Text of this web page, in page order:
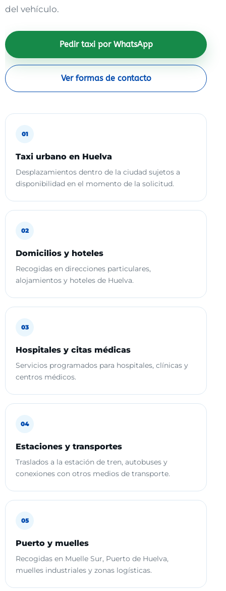
del vehículo.
Pedir taxi por WhatsApp
Ver formas de contacto
01
Taxi urbano en Huelva
Desplazamientos dentro de la ciudad sujetos a
disponibilidad en el momento de la solicitud.
02
Domicilios y hoteles
Recogidas en direcciones particulares,
alojamientos y hoteles de Huelva.
03
Hospitales y citas médicas
Servicios programados para hospitales, clínicas y
centros médicos.
04
Estaciones y transportes
Traslados a la estación de tren, autobuses y
conexiones con otros medios de transporte.
05
Puerto y muelles
Recogidas en Muelle Sur, Puerto de Huelva,
muelles industriales y zonas logísticas.